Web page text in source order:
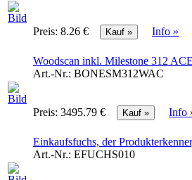
Preis: 8.26 € Info »
Woodscan inkl. Milestone 312 ACE
Art.-Nr.: BONESM312WAC
Preis: 3495.79 € Info
Einkaufsfuchs, der
Art.-Nr.: EFUCHS010